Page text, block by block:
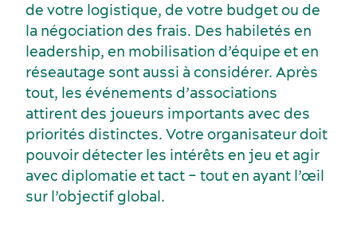
Activités et expériences
de votre logistique, de votre budget ou de
la négociation des frais. Des habiletés en
leadership, en mobilisation d’équipe et en
réseautage sont aussi à considérer. Après
tout, les événements d’associations
attirent des joueurs importants avec des
priorités distinctes. Votre organisateur doit
pouvoir détecter les intérêts en jeu et agir
avec diplomatie et tact – tout en ayant l’œil
sur l’objectif global.